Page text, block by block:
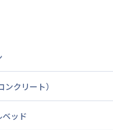
ンクリート）
ッド